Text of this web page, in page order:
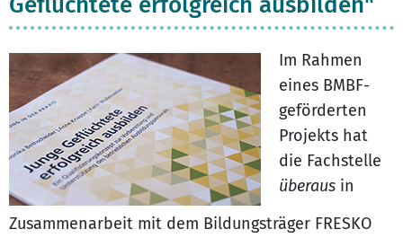
Im Rahmen
eines BMBF-
geförderten
Projekts hat
die Fachstelle
überaus in
Zusammenarbeit mit dem Bildungsträger FRESKO